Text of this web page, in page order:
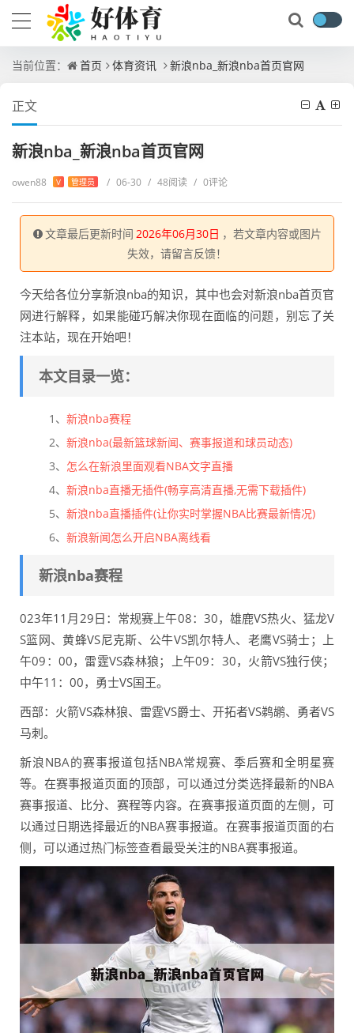
当前位置： 首页 体育资讯 新浪nba_新浪nba首页官网
正文
新浪nba_新浪nba首页官网
owen88 V 管理员 / 06-30 / 48阅读 / 0评论
文章最后更新时间 2026年06月30日 ，若文章内容或图片
失效，请留言反馈！
今天给各位分享新浪nba的知识，其中也会对新浪nba首页官
网进行解释，如果能碰巧解决你现在面临的问题，别忘了关
注本站，现在开始吧！
本文目录一览：
1、 新浪nba赛程
2、 新浪nba(最新篮球新闻、赛事报道和球员动态)
3、 怎么在新浪里面观看NBA文字直播
4、 新浪nba直播无插件(畅享高清直播,无需下载插件)
5、 新浪nba直播插件(让你实时掌握NBA比赛最新情况)
6、 新浪新闻怎么开启NBA离线看
新浪nba赛程
023年11月29日：常规赛上午08：30，雄鹿VS热火、猛龙V
S篮网、黄蜂VS尼克斯、公牛VS凯尔特人、老鹰VS骑士；上
午09：00，雷霆VS森林狼；上午09：30，火箭VS独行侠；
中午11：00，勇士VS国王。
西部：火箭VS森林狼、雷霆VS爵士、开拓者VS鹈鹕、勇者VS
马刺。
新浪NBA的赛事报道包括NBA常规赛、季后赛和全明星赛
等。在赛事报道页面的顶部，可以通过分类选择最新的NBA
赛事报道、比分、赛程等内容。在赛事报道页面的左侧，可
以通过日期选择最近的NBA赛事报道。在赛事报道页面的右
侧，可以通过热门标签查看最受关注的NBA赛事报道。